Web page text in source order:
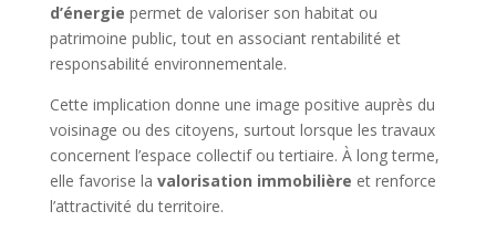
d’énergie permet de valoriser son habitat ou
patrimoine public, tout en associant rentabilité et
responsabilité environnementale.
Cette implication donne une image positive auprès du
voisinage ou des citoyens, surtout lorsque les travaux
concernent l’espace collectif ou tertiaire. À long terme,
elle favorise la valorisation immobilière et renforce
l’attractivité du territoire.